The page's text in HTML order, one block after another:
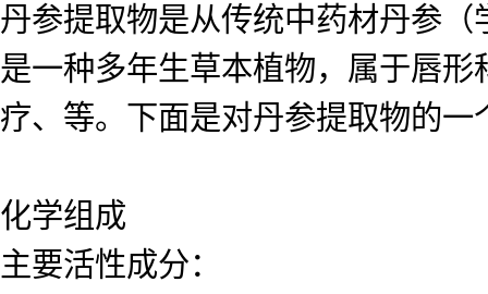
丹参提取物是从传统中药材丹参（
是一种多年生草本植物，属于唇
疗、等。下面是对丹参提取物的一
化学组成
主要活性成分：